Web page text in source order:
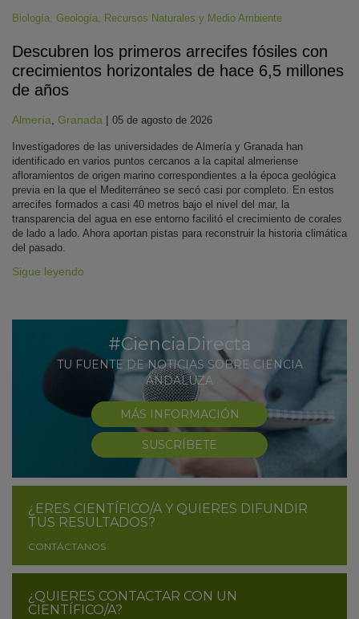
Biología Geología Recursos Naturales y Medio Ambiente
Descubren los primeros arrecifes fósiles con
crecimientos horizontales de hace 6,5 millones
de años
Almería Granada | 05 de agosto de 2026
Investigadores de las universidades de Almería y Granada han
identificado en varios puntos cercanos a la capital almeriense
afloramientos de origen marino correspondientes a la época geológica
previa en la que el Mediterráneo se secó casi por completo. En estos
arrecifes formados a casi 40 metros bajo el nivel del mar, la
transparencia del agua en ese entorno facilitó el crecimiento de corales
de lado a lado. Ahora aportan pistas para reconstruir la historia climática
del pasado.
Sigue leyendo
#CienciaDirecta
TU FUENTE DE NOTICIAS SOBRE CIENCIA
ANDALUZA
MÁS INFORMACIÓN
SUSCRÍBETE
¿ERES CIENTÍFICO/A Y QUIERES DIFUNDIR
TUS RESULTADOS?
CONTÁCTANOS
¿QUIERES CONTACTAR CON UN
CIENTÍFICO/A?